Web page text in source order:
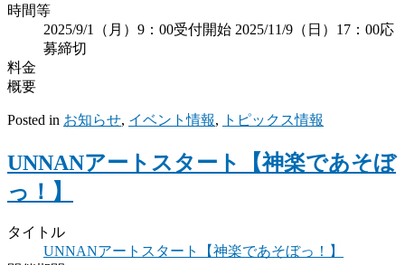
時間等
2025/9/1（月）9：00受付開始 2025/11/9（日）17：00応
募締切
料金
概要
Posted in お知らせ, イベント情報, トピックス情報
UNNANアートスタート【神楽であそぼ
っ！】
タイトル
UNNANアートスタート【神楽であそぼっ！】